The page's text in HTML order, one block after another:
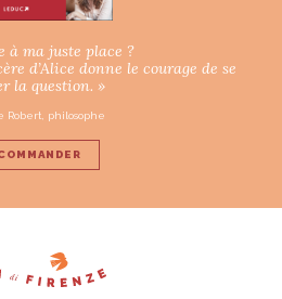
à ma juste place ?
d’Alice donne le courage de se
la question. »
Robert, philosophe